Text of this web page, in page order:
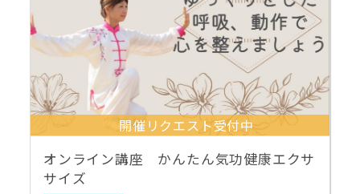
開催リクエスト受付中
オンライン講座 かんたん気功健康エクサ
サイズ